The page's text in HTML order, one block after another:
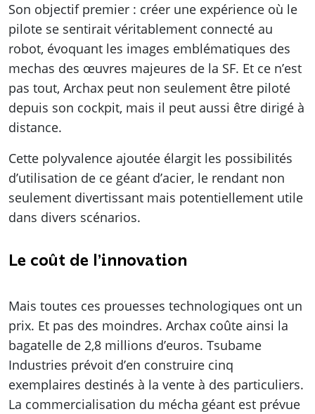
Son objectif premier : créer une expérience où le
pilote se sentirait véritablement connecté au
robot, évoquant les images emblématiques des
mechas des œuvres majeures de la SF. Et ce n’est
pas tout, Archax peut non seulement être piloté
depuis son cockpit, mais il peut aussi être dirigé à
distance.
Cette polyvalence ajoutée élargit les possibilités
d’utilisation de ce géant d’acier, le rendant non
seulement divertissant mais potentiellement utile
dans divers scénarios.
Le coût de l’innovation
Mais toutes ces prouesses technologiques ont un
prix. Et pas des moindres. Archax coûte ainsi la
bagatelle de 2,8 millions d’euros. Tsubame
Industries prévoit d’en construire cinq
exemplaires destinés à la vente à des particuliers.
La commercialisation du mécha géant est prévue